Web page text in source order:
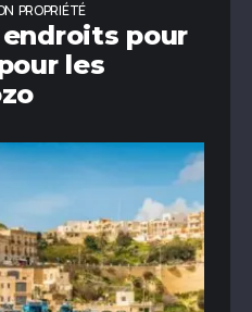
PROPRIÉTÉ
pour
les